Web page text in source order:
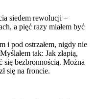
siedem rewolucji –
a pięć razy miałem być
i pod ostrzałem, nigdy nie
tak: Jak złapią,
się bezbronnością. Można
się na froncie.